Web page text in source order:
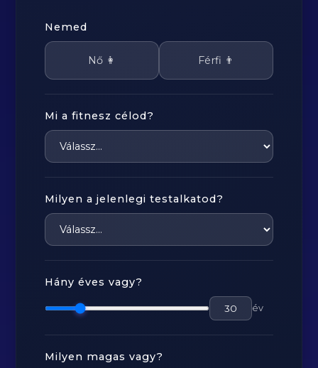
Nemed
Nő 👩 Férfi 👨
Mi a fitnesz célod?
Milyen a jelenlegi testalkatod?
Hány éves vagy?
év
Milyen magas vagy?